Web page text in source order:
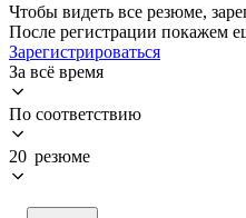
Чтобы видеть все резюме,
После регистрации покажем
Зарегистрироваться
За всё время
По соответствию
20 резюме